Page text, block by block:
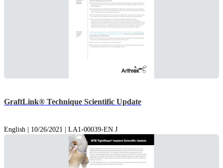
GraftLink® Technique Scientific Update
English | 10/26/2021 | LA1-00039-EN J